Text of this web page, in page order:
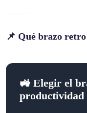
📌 Qué brazo
🚜 Elegir el
productividad